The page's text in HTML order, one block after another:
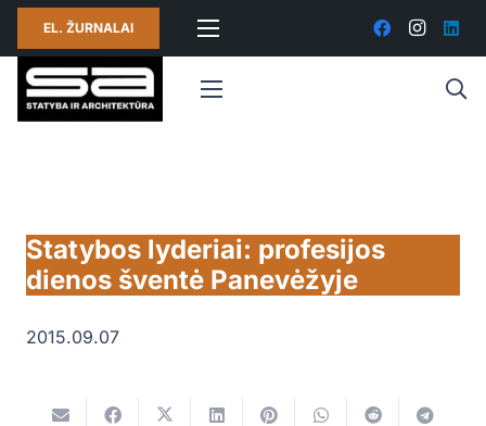
EL. ŽURNALAI
Statybos lyderiai: profesijos
dienos šventė Panevėžyje
2015.09.07